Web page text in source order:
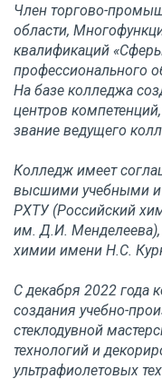
Член торгово-
области,
квалификаций
профессионального
На базе колледжа
центров
звание ведущего
Колледж имеет
высшими учебными
РХТУ (Российский
им. Д.И. Менделеева),
химии имени Н.С.
С декабря 2022 года
создания учебно-
стеклодувной
технологий и
ультрафиолетовых